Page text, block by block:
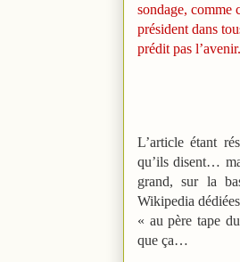
sondage, comme
président dans
prédit pas
L’article étant
qu’ils disent…
grand, sur la
Wikipedia
« au père tape
que ça…